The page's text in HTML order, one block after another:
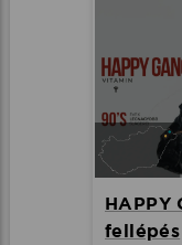
HAPPY
fellépés